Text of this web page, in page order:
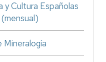
y Cultura Españolas
Mineralogía